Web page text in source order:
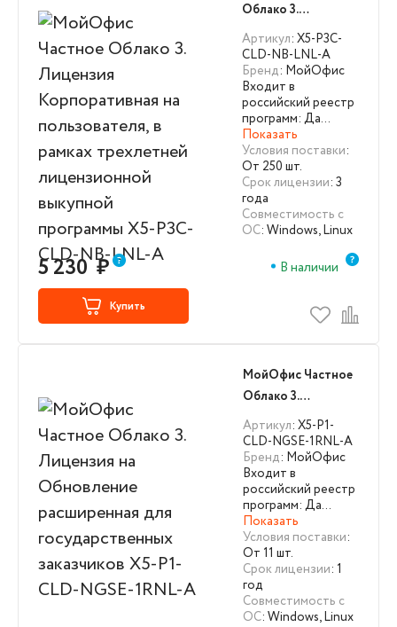
Облако 3.
Лицензия
Корпоративная на
пользователя, в
рамках трехлетней
лицензионной
выкупной
программы X5-P3C-
CLD-NB-LNL-A
Артикул: X5-P3C-
CLD-NB-LNL-A
Бренд: МойОфис
Входит в
российский реестр
программ: Да…
Показать
Условия поставки:
От 250 шт.
Срок лицензии: 3
года
Совместимость с
ОС: Windows, Linux
5 230 ₽ В наличии
Купить
МойОфис Частное
Облако 3.
Лицензия на
Обновление
расширенная для
государственных
заказчиков X5-P1-
CLD-NGSE-1RNL-A
Артикул: X5-P1-
CLD-NGSE-1RNL-A
Бренд: МойОфис
Входит в
российский реестр
программ: Да…
Показать
Условия поставки:
От 11 шт.
Срок лицензии: 1
год
Совместимость с
ОС: Windows, Linux